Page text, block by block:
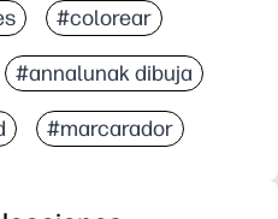
#colorear
#annalunak dibuja
#marcarador